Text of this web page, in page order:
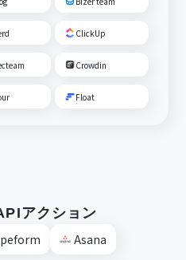
ClickUp
Crowdin
Float
アクション
Asana